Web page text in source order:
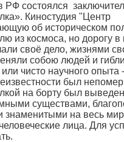
РФ состоялся
Киностудия "Центр
об историческом
из космоса, но дорогу в
своё дело, жизнями
собою людей и
чисто научного опыта
был
на борту был
существами,
знаменитыми на весь
лица. Для